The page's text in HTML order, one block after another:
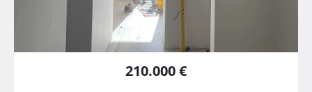
210.000 €